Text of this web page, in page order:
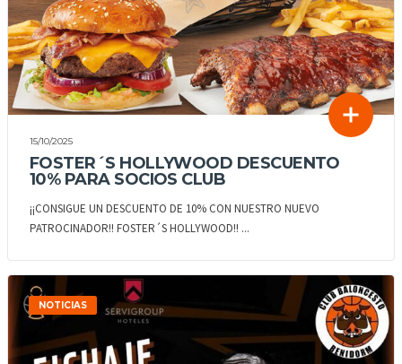
15/10/2025
FOSTER´S HOLLYWOOD DESCUENTO
10% PARA SOCIOS CLUB
¡¡CONSIGUE UN DESCUENTO DE 10% CON NUESTRO NUEVO
PATROCINADOR!! FOSTER´S HOLLYWOOD!! ...
NOTICIAS